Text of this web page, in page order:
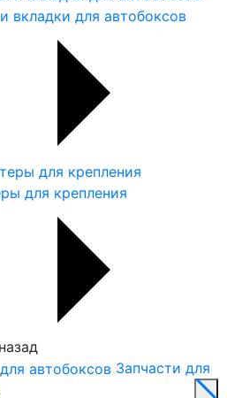
вкладки для автобоксов
для крепления
Запчасти для